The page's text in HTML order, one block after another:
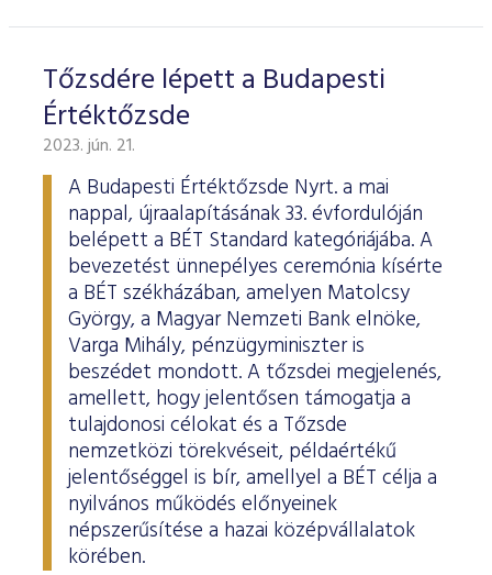
Tőzsdére lépett a Budapesti
Értéktőzsde
2023. jún. 21.
A Budapesti Értéktőzsde Nyrt. a mai
nappal, újraalapításának 33. évfordulóján
belépett a BÉT Standard kategóriájába. A
bevezetést ünnepélyes ceremónia kísérte
a BÉT székházában, amelyen Matolcsy
György, a Magyar Nemzeti Bank elnöke,
Varga Mihály, pénzügyminiszter is
beszédet mondott. A tőzsdei megjelenés,
amellett, hogy jelentősen támogatja a
tulajdonosi célokat és a Tőzsde
nemzetközi törekvéseit, példaértékű
jelentőséggel is bír, amellyel a BÉT célja a
nyilvános működés előnyeinek
népszerűsítése a hazai középvállalatok
körében.